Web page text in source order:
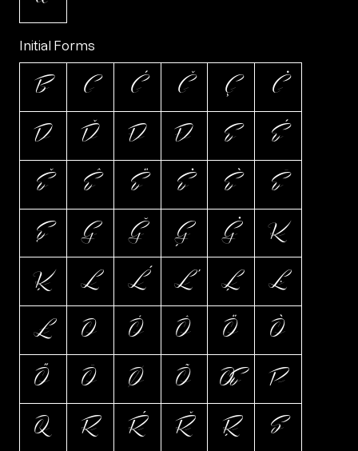
Initial Forms
B C Ć Č Ç Ċ
D Ď Đ Ð E É
Ě Ê Ë Ė È Ē
Ę G Ğ Ģ Ġ K
Ķ L Ĺ Ľ Ļ Ŀ
Ł O Ó Ô Ö Ò
Ő Ō Ø Õ Œ P
Q R Ŕ Ř Ŗ S